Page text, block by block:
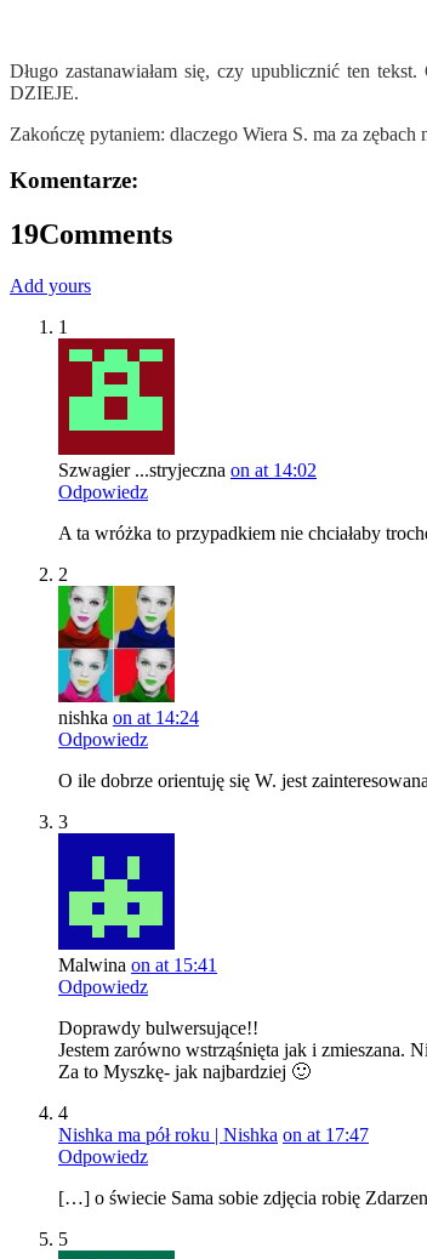
Długo zastanawiałam się, czy upublicznić ten
DZIEJE.
Zakończę pytaniem: dlaczego Wiera S. ma za
Komentarze:
19Comments
Add yours
1
Szwagier ...stryjeczna on at 14:02
Odpowiedz
A ta wróżka to przypadkiem nie chciałaby
2
nishka on at 14:24
Odpowiedz
O ile dobrze orientuję się W. jest
3
Malwina on at 15:41
Odpowiedz
Doprawdy bulwersujące!!
Jestem zarówno wstrząśnięta jak i zmieszana.
Za to Myszkę- jak najbardziej 🙂
4
Nishka ma pół roku | Nishka on at 17:47
Odpowiedz
[…] o świecie Sama sobie zdjęcia robię
5